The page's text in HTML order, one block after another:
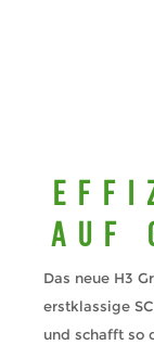
auf
Das neue H3
erstklassige
und schafft so